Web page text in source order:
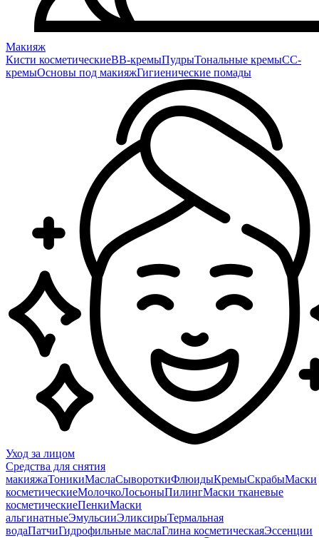
Макияж
Кисти косметическиеBB-кремыПудрыТональные кремыCC-
кремыОсновы под макияжГигиенические помады
Уход за лицом
Средства для снятия
макияжаТоникиМаслаСывороткиФлюидыКремыСкрабыМаски
косметическиеМолочкоЛосьоныПилингМаски тканевые
косметическиеПенкиМаски
альгинатныеЭмульсииЭликсирыТермальная
водаПатчиГидрофильные маслаГлина косметическаяЭссенции